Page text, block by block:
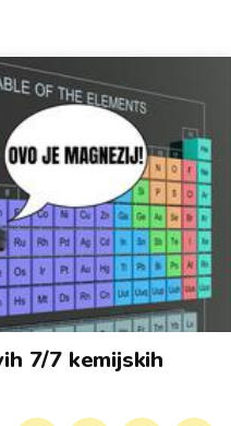
7/7 kemijskih